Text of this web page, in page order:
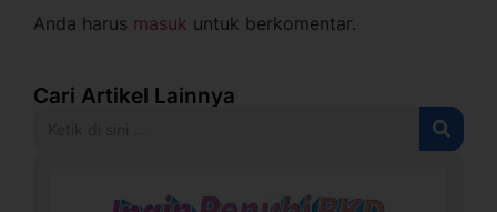
Anda harus masuk untuk berkomentar.
Cari Artikel Lainnya